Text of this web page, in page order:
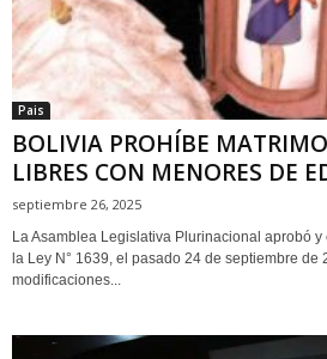
Pais
BOLIVIA PROHÍBE
LIBRES CON MENORES DE
septiembre 26, 2025
La Asamblea Legislativa Plurinacional aprobó
la Ley N° 1639, el pasado 24 de septiembre de
modificaciones...